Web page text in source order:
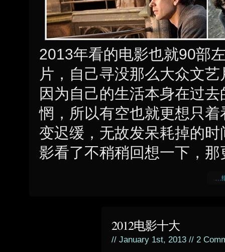
2013年看的电影也就90部
片，自己寻没那么大众文
因为自己的生活本身在过
惘，所以有空也就更想只
变迟缓，无故发呆耗掉的
影看了不稍稍回想一下，那
…
2012电影十大
// January 1st, 2013 // 2